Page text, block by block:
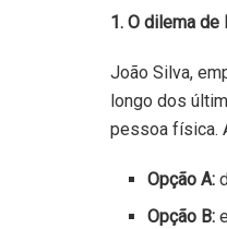
1. O dilema de
João Silva,
longo dos
pessoa física.
Opção A:
Opção B: